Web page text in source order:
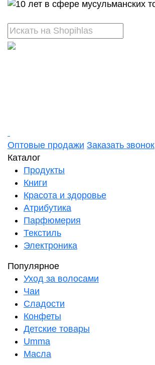
Оптовые продажи Заказать звонок
Каталог
Продукты
Книги
Красота и здоровье
Атрибутика
Парфюмерия
Текстиль
Электроника
Популярное
Уход за волосами
Чаи
Сладости
Конфеты
Детские товары
Umma
Масла